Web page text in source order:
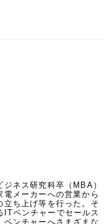
ネス研究科卒（MBA）
メーカーへの営業から
ち上げ等を行った。そ
ベンチャーでセールス
ンチャーへさまざまな